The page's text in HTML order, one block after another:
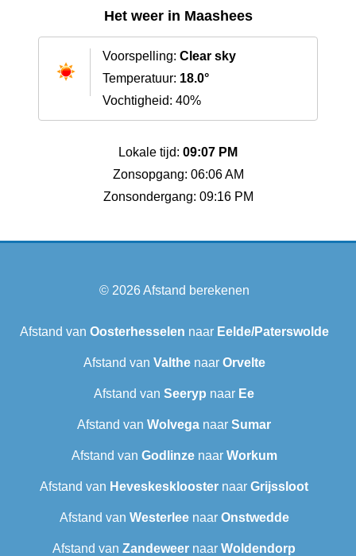
Het weer in Maashees
Voorspelling: Clear sky
Temperatuur: 18.0°
Vochtigheid: 40%
Lokale tijd: 09:07 PM
Zonsopgang: 06:06 AM
Zonsondergang: 09:16 PM
© 2026Afstand berekenen
Afstand van Oosterhesselen naar Eelde/Paterswolde
Afstand van Valthenaar Orvelte
Afstand van Seeryp naar Ee
Afstand van Wolvega naar Sumar
Afstand van Godlinzenaar Workum
Afstand van Heveskesklooster‎ naar Grijssloot
Afstand van Westerleenaar Onstwedde
Afstand van Zandeweer naar Woldendorp